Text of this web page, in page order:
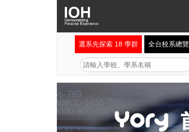
選系先探索 18 學群 全台校系總覽